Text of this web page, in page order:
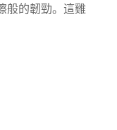
般的韌勁。這雞